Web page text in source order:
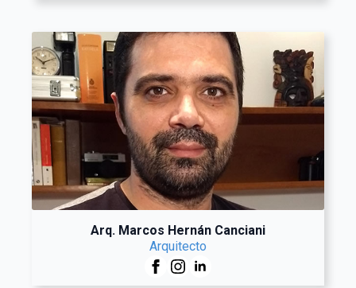
Arq. Marcos Hernán Canciani
Arquitecto